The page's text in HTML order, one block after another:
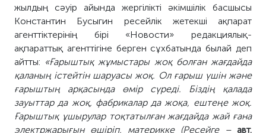
жылдың сәуір айында жергілікті әкімшілік басшысы
Константин Бусыгин ресейлік жетекші ақпарат
агенттіктерінің бірі «Новости» редакциялық-
ақпараттық агенттігіне берген сұхбатында былай деп
айтты: «Ғарыштық жұмыстары жоқ болған жағдайда
қаланың істейтін шаруасы жоқ. Ол ғарыш үшін және
ғарыштың арқасында өмір сүреді. Біздің қалада
зауыттар да жоқ, фабрикалар да жоқа, ештеңе жоқ.
Ғарыштық ұшырулар тоқтатылған жағдайда жай ғана
электржарығын өшіріп, материкке (Ресейге – авт.